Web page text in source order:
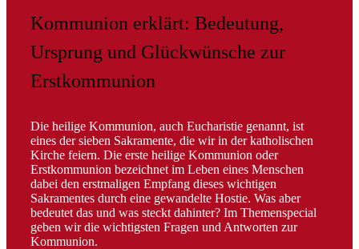
Kommunion erklärt: Bedeutung,
Ursprung und Glückwünsche zur
Erstkommunion
Die heilige Kommunion, auch Eucharistie genannt, ist
eines der sieben Sakramente, die wir in der katholischen
Kirche feiern. Die erste heilige Kommunion oder
Erstkommunion bezeichnet im Leben eines Menschen
dabei den erstmaligen Empfang dieses wichtigen
Sakramentes durch eine gewandelte Hostie. Was aber
bedeutet das und was steckt dahinter? Im Themenspecial
geben wir die wichtigsten Fragen und Antworten zur
Kommunion.